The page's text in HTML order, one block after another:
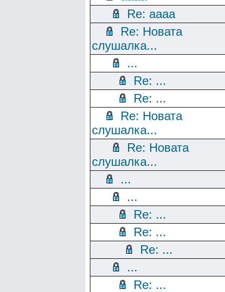
Re: aaaa
Re: Новата
слушалка...
...
Re: ...
Re: ...
Re: Новата
слушалка...
Re: Новата
слушалка...
...
...
Re: ...
Re: ...
Re: ...
...
Re: ...